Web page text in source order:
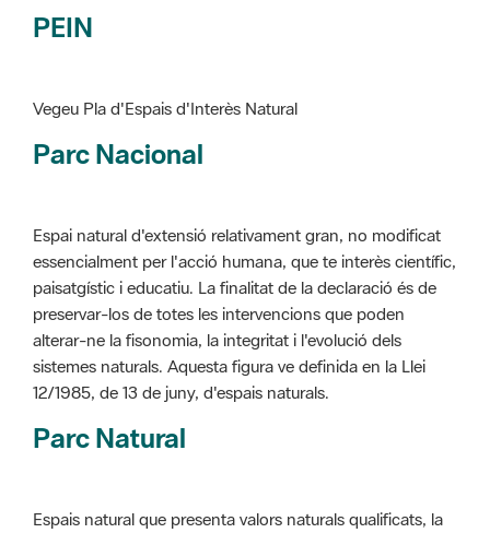
Vegeu Pla d'Espais d'Interès Natural
Espai natural d'extensió relativament gran, no modificat
preservar-los de totes les intervencions que poden
alterar-ne la fisonomia, la integritat i l'evolució dels
sistemes naturals. Aquesta figura ve definida en la Llei
12/1985, de 13 de juny, d'espais naturals.
Parc Natural
Espais natural que presenta valors naturals qualificats, la
l'aprofitament ordenat de llurs recursos i l'activitat de llurs